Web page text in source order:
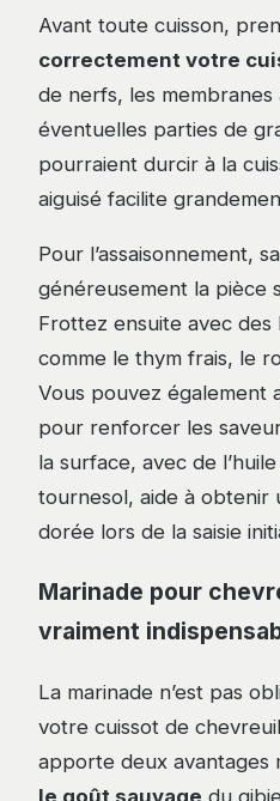
Avant toute cuisson,
correctement votre
de nerfs, les
éventuelles parties de
pourraient durcir à la
aiguisé facilite
Pour l’assaisonnement,
généreusement la pièce
Frottez ensuite avec des
comme le thym frais, le
Vous pouvez également
pour renforcer les
la surface, avec de
tournesol, aide à obtenir
dorée lors de la saisie
Marinade pour
vraiment
La marinade n’est pas
votre cuissot de
apporte deux avantages